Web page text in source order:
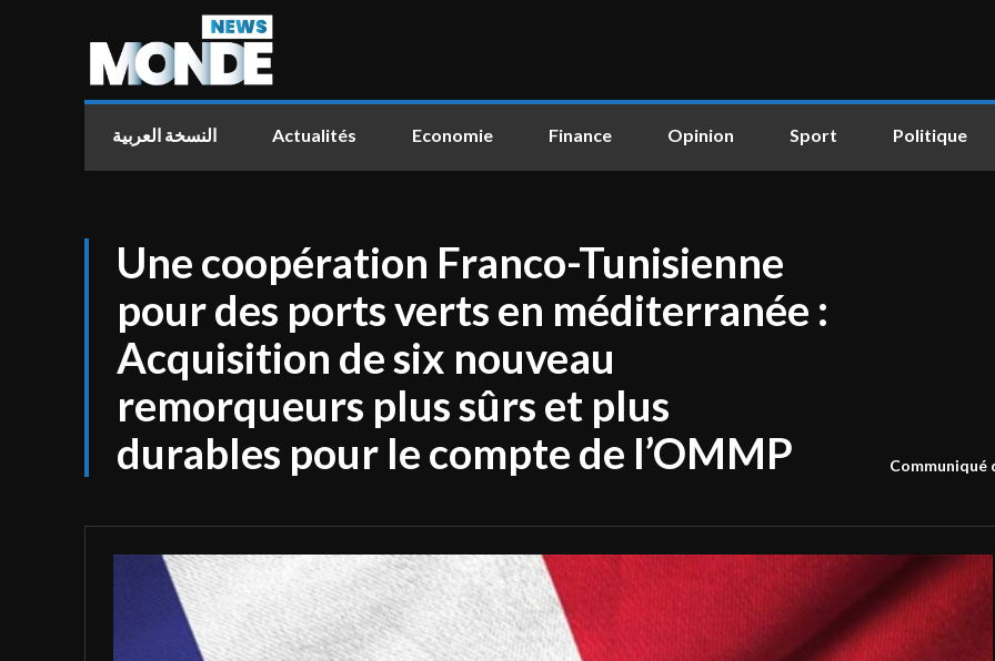
النسخة العربية Actualités Economie Finance Opinion Sport Politique
Une coopération Franco-Tunisienne
pour des ports verts en méditerranée :
Acquisition de six nouveau
remorqueurs plus sûrs et plus
durables pour le compte de l’OMMP
Communiqué